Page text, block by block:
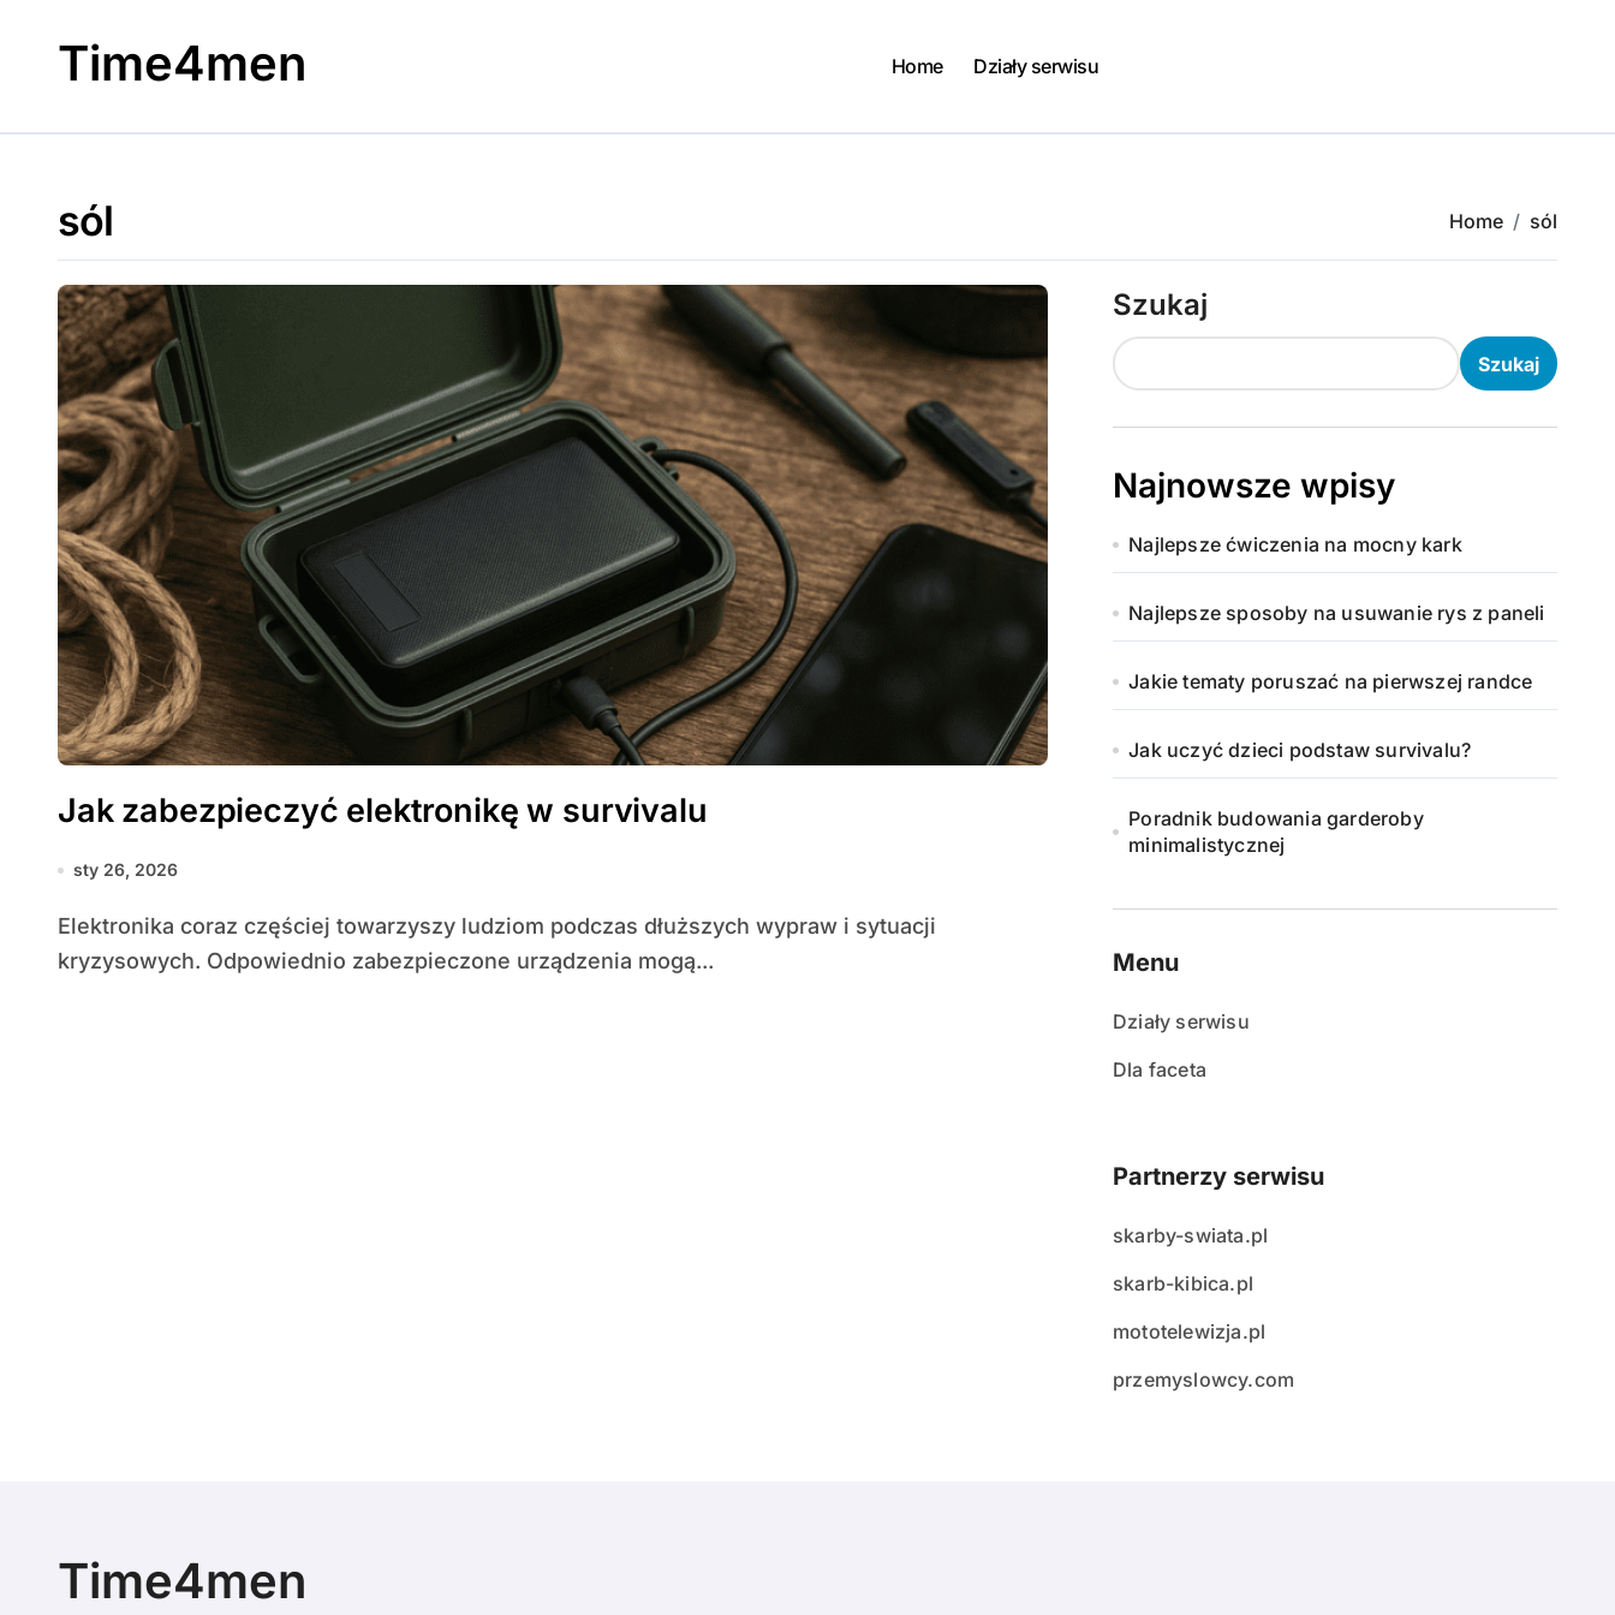
Time4men Home Działy serwisu
sól Home sól
Jak zabezpieczyć elektronikę w survivalu
sty 26, 2026
Elektronika coraz częściej towarzyszy ludziom podczas dłuższych wypraw i sytuacji
kryzysowych. Odpowiednio zabezpieczone urządzenia mogą...
Szukaj
Szukaj
Najnowsze wpisy
Najlepsze ćwiczenia na mocny kark
Najlepsze sposoby na usuwanie rys z paneli
Jakie tematy poruszać na pierwszej randce
Jak uczyć dzieci podstaw survivalu?
Poradnik budowania garderoby
minimalistycznej
Menu
Działy serwisu
Dla faceta
Partnerzy serwisu
skarby-swiata.pl
skarb-kibica.pl
mototelewizja.pl
przemyslowcy.com
Time4men